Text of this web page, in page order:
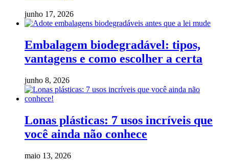
junho 17, 2026
Embalagem biodegradável: tipos,
vantagens e como escolher a certa
junho 8, 2026
Lonas plásticas: 7 usos incríveis que
você ainda não conhece
maio 13, 2026